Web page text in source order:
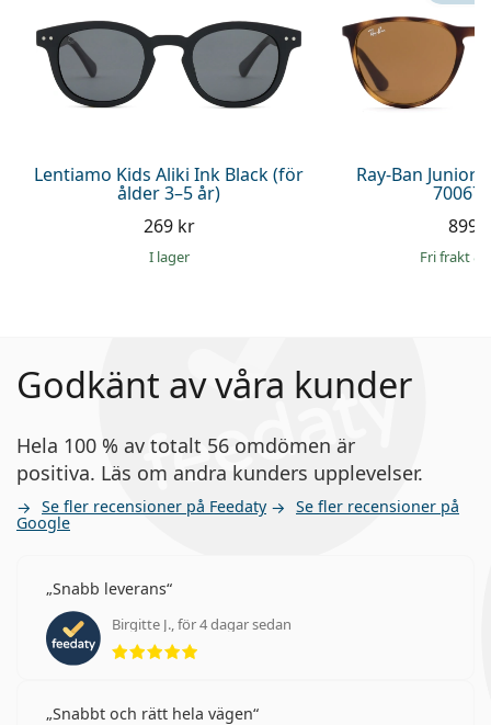
Lentiamo Kids Aliki Ink Black (för
ålder 3–5 år)
269 kr
I lager
Ray-Ban Junior
899
Fri frakt&
Godkänt av våra kunder
Hela 100 % av totalt 56 omdömen är
positiva. Läs om andra kunders upplevelser.
Se fler recensioner på Feedaty Se fler recensioner på
Google
Snabb leverans
Birgitte J., för 4 dagar sedan
Betyg 5 av 5
Snabbt och rätt hela vägen